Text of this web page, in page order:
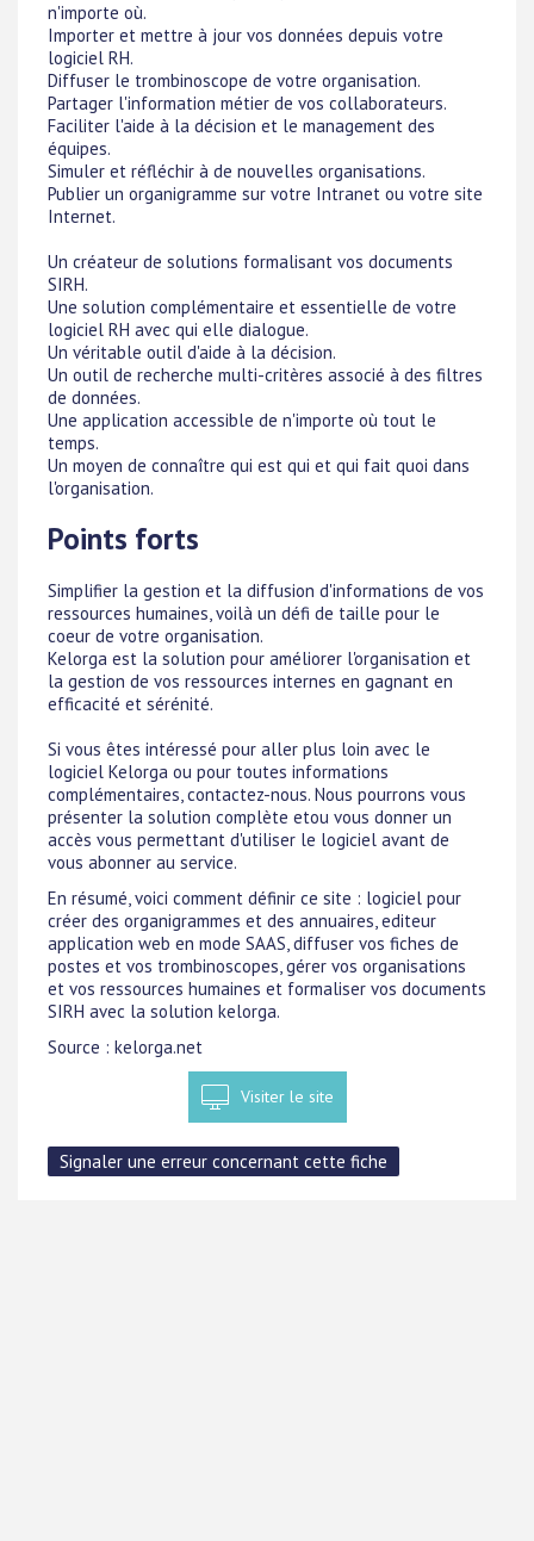
n'importe où.
Importer et mettre à jour vos données depuis votre
logiciel RH.
Diffuser le trombinoscope de votre organisation.
Partager l'information métier de vos collaborateurs.
Faciliter l'aide à la décision et le management des
équipes.
Simuler et réfléchir à de nouvelles organisations.
Publier un organigramme sur votre Intranet ou votre site
Internet.
Un créateur de solutions formalisant vos documents
SIRH.
Une solution complémentaire et essentielle de votre
logiciel RH avec qui elle dialogue.
Un véritable outil d'aide à la décision.
Un outil de recherche multi-critères associé à des filtres
de données.
Une application accessible de n'importe où tout le
temps.
Un moyen de connaître qui est qui et qui fait quoi dans
l'organisation.
Points forts
Simplifier la gestion et la diffusion d'informations de vos
ressources humaines, voilà un défi de taille pour le
coeur de votre organisation.
Kelorga est la solution pour améliorer l'organisation et
la gestion de vos ressources internes en gagnant en
efficacité et sérénité.
Si vous êtes intéressé pour aller plus loin avec le
logiciel Kelorga ou pour toutes informations
complémentaires, contactez-nous. Nous pourrons vous
présenter la solution complète etou vous donner un
accès vous permettant d'utiliser le logiciel avant de
vous abonner au service.
En résumé, voici comment définir ce site : logiciel pour
créer des organigrammes et des annuaires, editeur
application web en mode SAAS, diffuser vos fiches de
postes et vos trombinoscopes, gérer vos organisations
et vos ressources humaines et formaliser vos documents
SIRH avec la solution kelorga.
Source : kelorga.net
Visiter le site